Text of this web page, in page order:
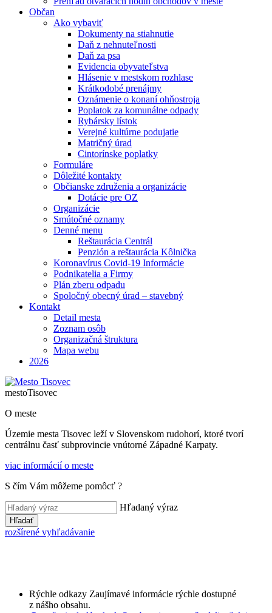
Občan
Ako vybaviť
Dokumenty na stiahnutie
Daň z nehnuteľnosti
Daň za psa
Evidencia obyvateľstva
Hlásenie v mestskom rozhlase
Krátkodobé prenájmy
Oznámenie o konaní ohňostroja
Poplatok za komunálne odpady
Rybársky lístok
Verejné kultúrne podujatie
Matričný úrad
Cintorínske poplatky
Formuláre
Dôležité kontakty
Občianske združenia a organizácie
Dotácie pre OZ
Organizácie
Smútočné oznamy
Denné menu
Reštaurácia Centrál
Penzión a reštaurácia Kôlnička
Koronavírus Covid-19 Informácie
Podnikatelia a Firmy
Plán zberu odpadu
Spoločný obecný úrad – stavebný
Kontakt
Detail mesta
Zoznam osôb
Organizačná štruktura
Mapa webu
2026
mestoTisovec
O meste
Územie mesta Tisovec leží v Slovenskom rudohorí, ktoré tvorí
centrálnu časť subprovincie vnútorné Západné Karpaty.
viac informácií o meste
S čím Vám môžeme pomôcť ?
Hľadaný výraz
Hľadať
rozšírené vyhľadávanie
Rýchle odkazy Zaujímavé informácie rýchle dostupné
z nášho obsahu.